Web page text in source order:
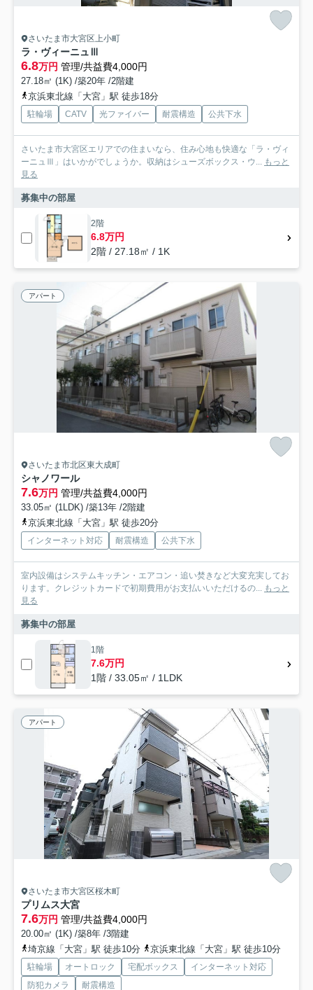
さいたま市大宮区上小町
ラ・ヴィーニュⅢ
6.8万円 管理/共益費4,000円
27.18㎡ (1K) /築20年 /2階建
京浜東北線「大宮」駅 徒歩18分
駐輪場 CATV 光ファイバー 耐震構造 公共下水
さいたま市大宮区エリアでの住まいなら、住み心地も快適な「ラ・ヴィ
ーニュⅢ」はいかがでしょうか。収納はシューズボックス・ウ... もっと
見る
募集中の部屋
2階
6.8万円
2階 / 27.18㎡ / 1K
アパート
さいたま市北区東大成町
シャノワール
7.6万円 管理/共益費4,000円
33.05㎡ (1LDK) /築13年 /2階建
京浜東北線「大宮」駅 徒歩20分
インターネット対応 耐震構造 公共下水
室内設備はシステムキッチン・エアコン・追い焚きなど大変充実してお
ります。クレジットカードで初期費用がお支払いいただけるの... もっと
見る
募集中の部屋
1階
7.6万円
1階 / 33.05㎡ / 1LDK
アパート
さいたま市大宮区桜木町
プリムス大宮
7.6万円 管理/共益費4,000円
20.00㎡ (1K) /築8年 /3階建
埼京線「大宮」駅 徒歩10分
京浜東北線「大宮」駅 徒歩10分
駐輪場 オートロック 宅配ボックス
インターネット対応
防犯カメラ
耐震構造